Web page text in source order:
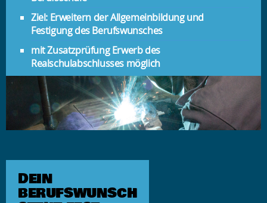
Ziel: Erweitern der Allgemeinbildung und
Festigung des Berufswunsches
mit Zusatzprüfung Erwerb des
Realschulabschlusses möglich
DEIN
BERUFSWUNSCH